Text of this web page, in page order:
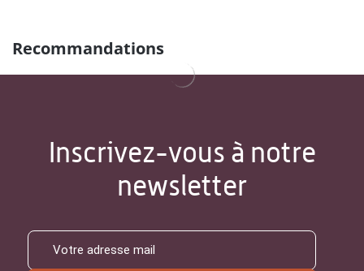
Recommandations
Inscrivez-vous à notre
newsletter